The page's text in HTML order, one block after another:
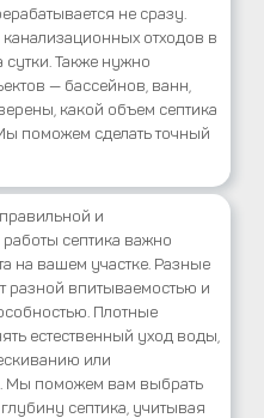
не сразу.
отходов в
сутки. Также нужно
— бассейнов, ванн,
какой объем септика
поможем сделать точный
и
септика важно
на вашем участке. Разные
разной впитываемостью и
Плотные
естественный уход воды,
или
Мы поможем вам выбрать
септика, учитывая